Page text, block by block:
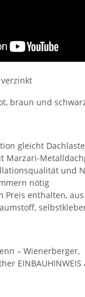
braun und
gleicht
Marzari-
und
nötig
Preis enthalten, aus
– Wienerberger,